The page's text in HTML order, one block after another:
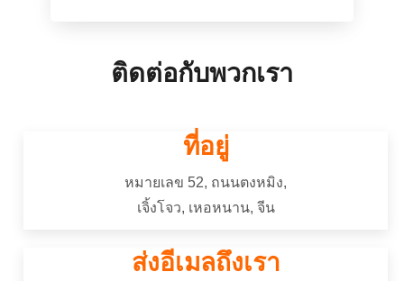
เลือกโลหะผสม, สรุปขั้นตอนการผลิต,
และเปรียบเทียบอะโนไดซ์กับเทคนิคการ
ต้านทานการกัดกร่อนที่ดี, ความสามารถ
ในการเชื่อมที่ดีเยี่ยม, สามารถใช้ความ
ติดต่อกับพวกเรา
ที่อยู่
หมายเลข 52, ถนนตงหมิง,
เจิ้งโจว, เหอหนาน, จีน
ส่งอีเมลถึงเรา